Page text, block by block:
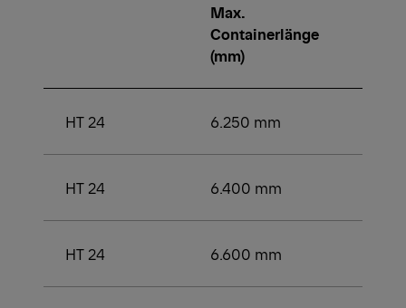
Max.
Containerlänge
(mm)
HT 24 6.250 mm
HT 24 6.400 mm
HT 24 6.600 mm